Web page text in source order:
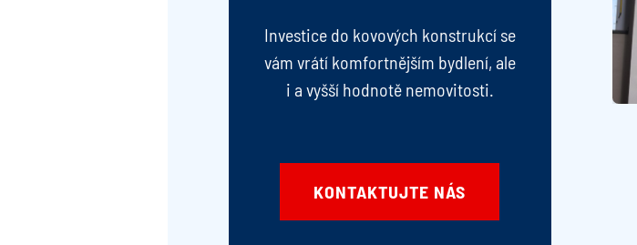
Investice do kovových konstrukcí se
vám vrátí komfortnějším bydlení, ale
i a vyšší hodnotě nemovitosti.
KONTAKTUJTE NÁS